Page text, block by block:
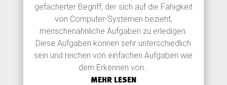
gefächerter Begriff, der sich auf die Fähigkeit
von Computer-Systemen bezieht,
menschenähnliche Aufgaben zu erledigen.
Diese Aufgaben können sehr unterschiedlich
sein und reichen von einfachen Aufgaben wie
dem Erkennen von...
MEHR LESEN